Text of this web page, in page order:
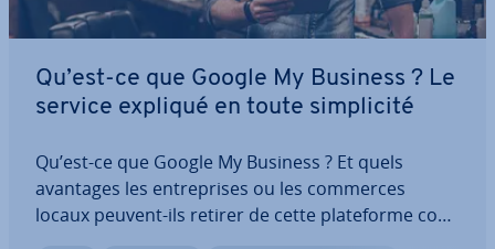
Qu’est-ce que Google My Business ? Le
service expliqué en toute sim­pli­cité
Qu’est-ce que Google My Business ? Et quels
avantages les en­tre­prises ou les commerces
locaux peuvent-ils retirer de cette pla­te­forme com­